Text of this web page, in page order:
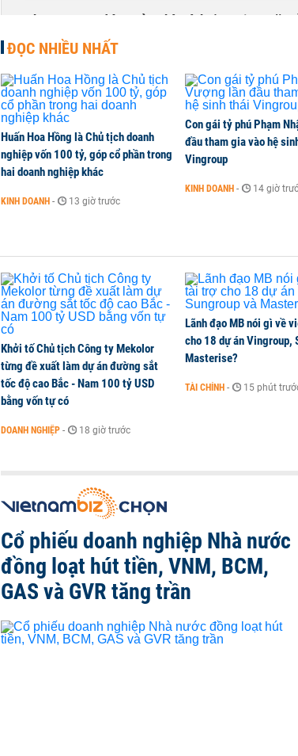
Phương Nam đóng cửa nhà sách tồn tại 44 năm ở
KINH DOANH - 1 phút trước
ĐỌC NHIỀU NHẤT
Huấn Hoa Hồng là Chủ tịch doanh
nghiệp vốn 100 tỷ, góp cổ phần trong
hai doanh nghiệp khác
KINH DOANH - 13 giờ trước
Con gái tỷ phú Phạm
đầu tham gia vào hệ
Vingroup
KINH DOANH - 14 giờ
Khởi tố Chủ tịch Công ty Mekolor
từng đề xuất làm dự án đường sắt
tốc độ cao Bắc - Nam 100 tỷ USD
bằng vốn tự có
DOANH NGHIỆP - 18 giờ trước
Lãnh đạo MB nói gì về
cho 18 dự án Vingroup,
Masterise?
TÀI CHÍNH - 15 phút
Cổ phiếu doanh nghiệp Nhà nước
đồng loạt hút tiền, VNM, BCM,
GAS và GVR tăng trần